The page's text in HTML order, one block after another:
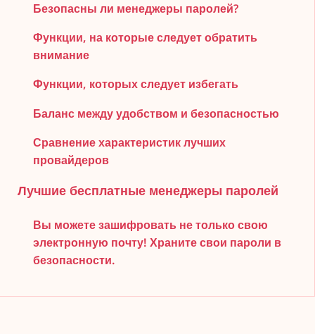
Безопасны ли менеджеры паролей?
Функции, на которые следует обратить
внимание
Функции, которых следует избегать
Баланс между удобством и безопасностью
Сравнение характеристик лучших
провайдеров
Лучшие бесплатные менеджеры паролей
Вы можете зашифровать не только свою
электронную почту! Храните свои пароли в
безопасности.